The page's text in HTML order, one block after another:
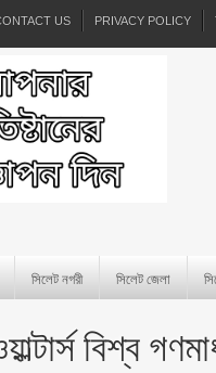
US PRIVACY POLICY
সিলেট নগরী সিলেট জেলা
বিশ্ব